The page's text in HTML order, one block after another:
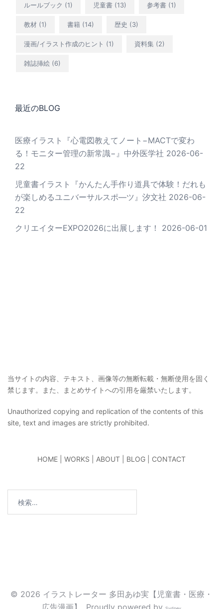
ルールブック (1) 児童書 (13) 参考書 (1)
教材 (1) 書籍 (14) 歴史 (3)
漫画/イラスト作成のヒント (1) 資料集 (2)
雑誌挿絵 (6)
最近のBLOG
医療イラスト『心電図教えてノート−MACTで変わ
る！モニター管理の新常識−』中外医学社 2026-06-
22
児童書イラスト『かんたん手作り道具で体験！だれも
が楽しめるユニバーサルスポ―ツ』汐文社 2026-06-
22
クリエイターEXPO2026に出展します！
2026-06-01
当サイトの内容、テキスト、画像等の無断転載・無断使用を固く
禁じます。また、まとめサイトへの引用を厳禁いたします。
Unauthorized copying and replication of the contents of this
site, text and images are strictly prohibited.
HOME WORKS ABOUT BLOG CONTACT
© 2026 イラストレーター 多田あゆ実【児童書・医療・
広告漫画】. Proudly powered by